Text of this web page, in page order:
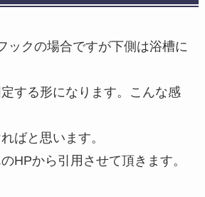
ックの場合ですが下側は浴槽に
する形になります。こんな感
ばと思います。
HPから引用させて頂きます。